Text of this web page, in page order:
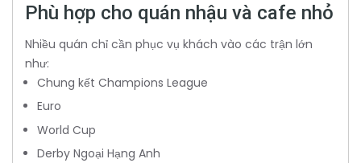
Phù hợp cho quán nhậu và cafe nhỏ
Nhiều quán chỉ cần phục vụ khách vào các trận lớn
như:
Chung kết Champions League
Euro
World Cup
Derby Ngoại Hạng Anh